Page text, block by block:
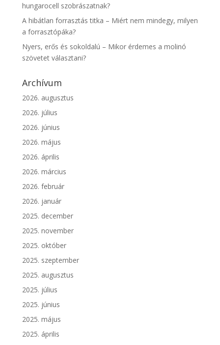
hungarocell szobrászatnak?
A hibátlan forrasztás titka – Miért nem mindegy, milyen
a forrasztópáka?
Nyers, erős és sokoldalú – Mikor érdemes a molinó
szövetet választani?
Archívum
2026. augusztus
2026. július
2026. június
2026. május
2026. április
2026. március
2026. február
2026. január
2025. december
2025. november
2025. október
2025. szeptember
2025. augusztus
2025. július
2025. június
2025. május
2025. április